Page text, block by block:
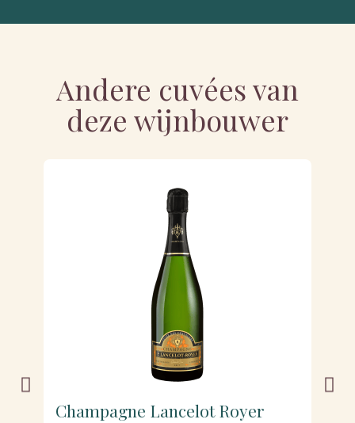
Andere cuvées van
deze wijnbouwer
Champagne Lancelot Royer